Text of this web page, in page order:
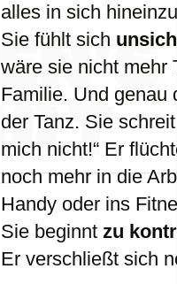
alles in sich
Sie fühlt sich
wäre sie nicht mehr
Familie. Und genau
der Tanz. Sie
mich nicht!“ Er
noch mehr in die
Handy oder ins
Sie beginnt zu
Er verschließt sich